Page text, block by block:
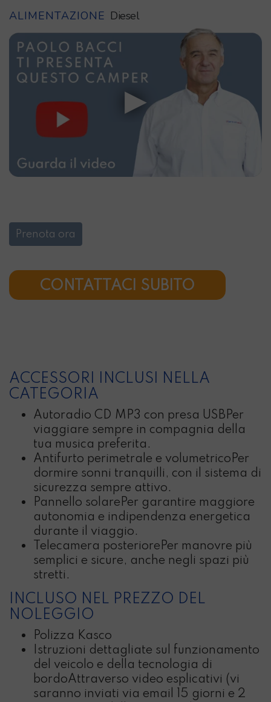
ALIMENTAZIONE Diesel
Prenota ora
CONTATTACI SUBITO
ACCESSORI INCLUSI NELLA
CATEGORIA
Autoradio CD MP3 con presa USB Per
viaggiare sempre in compagnia della
tua musica preferita.
Antifurto perimetrale e volumetrico Per
dormire sonni tranquilli, con il sistema di
sicurezza sempre attivo.
Pannello solare Per garantire maggiore
autonomia e indipendenza energetica
durante il viaggio.
Telecamera posteriore Per manovre più
semplici e sicure, anche negli spazi più
stretti.
INCLUSO NEL PREZZO DEL
NOLEGGIO
Polizza Kasco
Istruzioni dettagliate sul funzionamento
del veicolo e della tecnologia di
bordoAttraverso video esplicativi (vi
saranno inviati via email 15 giorni e 2